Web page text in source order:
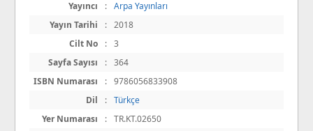
Yayıncı
: Arpa Yayınları
Yayın Tarihi
: 2018
Cilt No
: 3
Sayfa Sayısı
: 364
ISBN Numarası
: 9786056833908
Dil
: Türkçe
Yer Numarası
: TR.KT.02650